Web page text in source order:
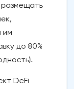
размещать
им
до 80%
DeFi